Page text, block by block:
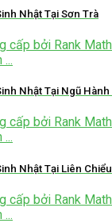
Nhật Tại Sơn Trà
cấp bởi Rank
Nhật Tại Ngũ Hành
cấp bởi Rank
...
Nhật Tại Liên Chiểu
cấp bởi Rank